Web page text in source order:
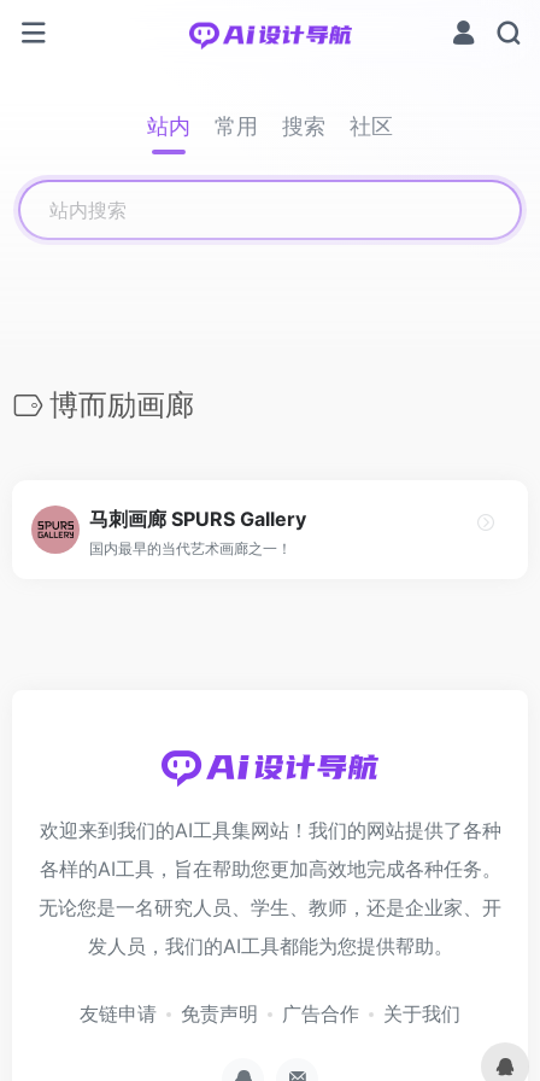
站内 常用 搜索 社区
博而励画廊
马刺画廊 SPURS Gallery
国内最早的当代艺术画廊之一！
欢迎来到我们的AI工具集网站！我们的网站提供了各种
各样的AI工具，旨在帮助您更加高效地完成各种任务。
无论您是一名研究人员、学生、教师，还是企业家、开
发人员，我们的AI工具都能为您提供帮助。
友链申请 免责声明 广告合作 关于我们